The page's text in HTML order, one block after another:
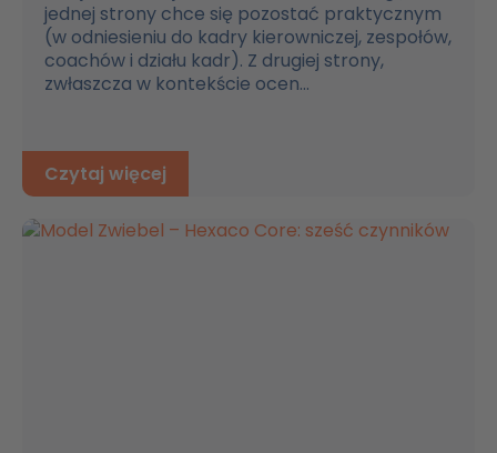
jednej strony chce się pozostać praktycznym
(w odniesieniu do kadry kierowniczej, zespołów,
coachów i działu kadr). Z drugiej strony,
zwłaszcza w kontekście ocen...
Czytaj więcej